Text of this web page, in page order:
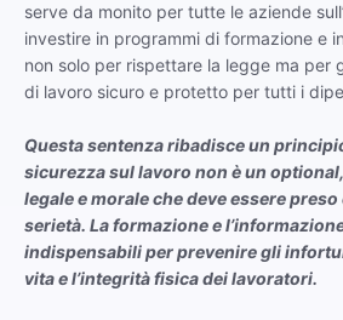
serve da monito per tutte le aziende
investire in programmi di formazione e
non solo per rispettare la legge ma per
di lavoro sicuro e protetto per tutti i
Questa sentenza ribadisce un
sicurezza sul lavoro non è un
legale e morale che deve essere
serietà. La formazione e
indispensabili per prevenire gli
vita e l’integrità fisica dei lavoratori.